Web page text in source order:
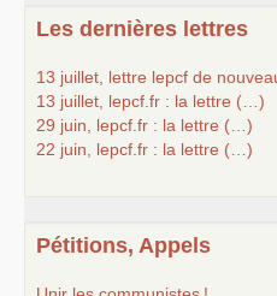
Les dernières lettres
13 juillet, lettre lepcf de
13 juillet, lepcf.fr : la lettre (…)
29 juin, lepcf.fr : la lettre (…)
22 juin, lepcf.fr : la lettre (…)
Pétitions, Appels